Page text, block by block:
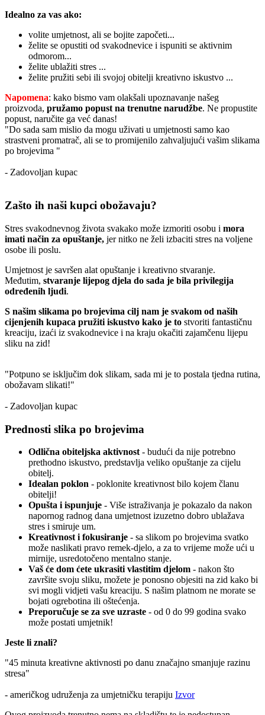
Idealno za vas ako:
volite umjetnost, ali se bojite započeti...
želite se opustiti od svakodnevice i ispuniti se aktivnim
odmorom...
želite ublažiti stres ...
želite pružiti sebi ili svojoj obitelji kreativno iskustvo ...
Napomena: kako bismo vam olakšali upoznavanje našeg
proizvoda, pružamo popust na trenutne narudžbe. Ne propustite
popust, naručite ga već danas!
"Do sada sam mislio da mogu uživati u umjetnosti samo kao
strastveni promatrač, ali se to promijenilo zahvaljujući vašim slikama
po brojevima "
- Zadovoljan kupac
Zašto ih naši kupci obožavaju?
Stres svakodnevnog života svakako može izmoriti osobu i mora
imati način za opuštanje, jer nitko ne želi izbaciti stres na voljene
osobe ili poslu.
Umjetnost je savršen alat opuštanje i kreativno stvaranje.
Međutim, stvaranje lijepog djela do sada je bila privilegija
određenih ljudi.
S našim slikama po brojevima cilj nam je svakom od naših
cijenjenih kupaca pružiti iskustvo kako je to stvoriti fantastičnu
kreaciju, izaći iz svakodnevice i na kraju okačiti zajamčenu lijepu
sliku na zid!
"Potpuno se isključim dok slikam, sada mi je to postala tjedna rutina,
obožavam slikati!"
- Zadovoljan kupac
Prednosti slika po brojevima
Odlična obiteljska aktivnost- budući da nije potrebno
prethodno iskustvo, predstavlja veliko opuštanje za cijelu
obitelj.
Idealan poklon - poklonite kreativnost bilo kojem članu
obitelji!
Opušta i ispunjuje - Više istraživanja je pokazalo da nakon
napornog radnog dana umjetnost izuzetno dobro ublažava
stres i smiruje um.
Kreativnost i fokusiranje - sa slikom po brojevima svatko
može naslikati pravo remek-djelo, a za to vrijeme može ući u
mirnije, usredotočeno mentalno stanje.
Vaš će dom ćete ukrasiti vlastitim djelom - nakon što
završite svoju sliku, možete je ponosno objesiti na zid kako bi
svi mogli vidjeti vašu kreaciju. S našim platnom ne morate se
bojati ogrebotina ili oštećenja.
Preporučuje se za sve uzraste - od 0 do 99 godina svako
može postati umjetnik!
Jeste li znali?
"45 minuta kreativne aktivnosti po danu značajno smanjuje razinu
stresa"
- američkog udruženja za umjetničku terapiju Izvor